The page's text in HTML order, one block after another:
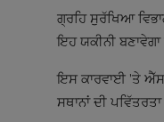
ਗ੍ਰਹਿ ਸੁਰੱਖਿਆ
ਇਹ ਯਕੀਨੀ
ਇਸ ਕਾਰਵਾਈ ’ਤੇ
ਸਥਾਨਾਂ ਦੀ